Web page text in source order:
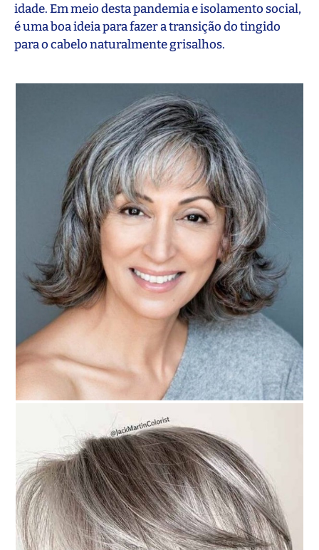
idade. Em meio desta pandemia e isolamento social,
é uma boa ideia para fazer a transição do tingido
para o cabelo naturalmente grisalhos.